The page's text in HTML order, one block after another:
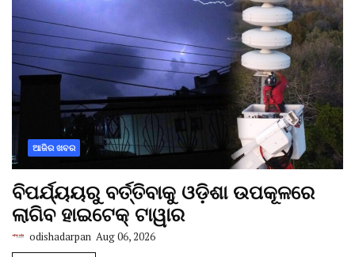
ଆଜିର ଖବର
ବିପର୍ଯ୍ୟୟରୁ ବର୍ତ୍ତିବାକୁ ଓଡ଼ିଶା ଉପକୂଳରେ
ଲାଗିବ ହାଇଟେକ୍‌ ଟାୱାର
odishadarpan Aug 06, 2026